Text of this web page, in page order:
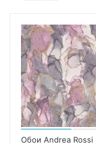
Обои Andrea Rossi